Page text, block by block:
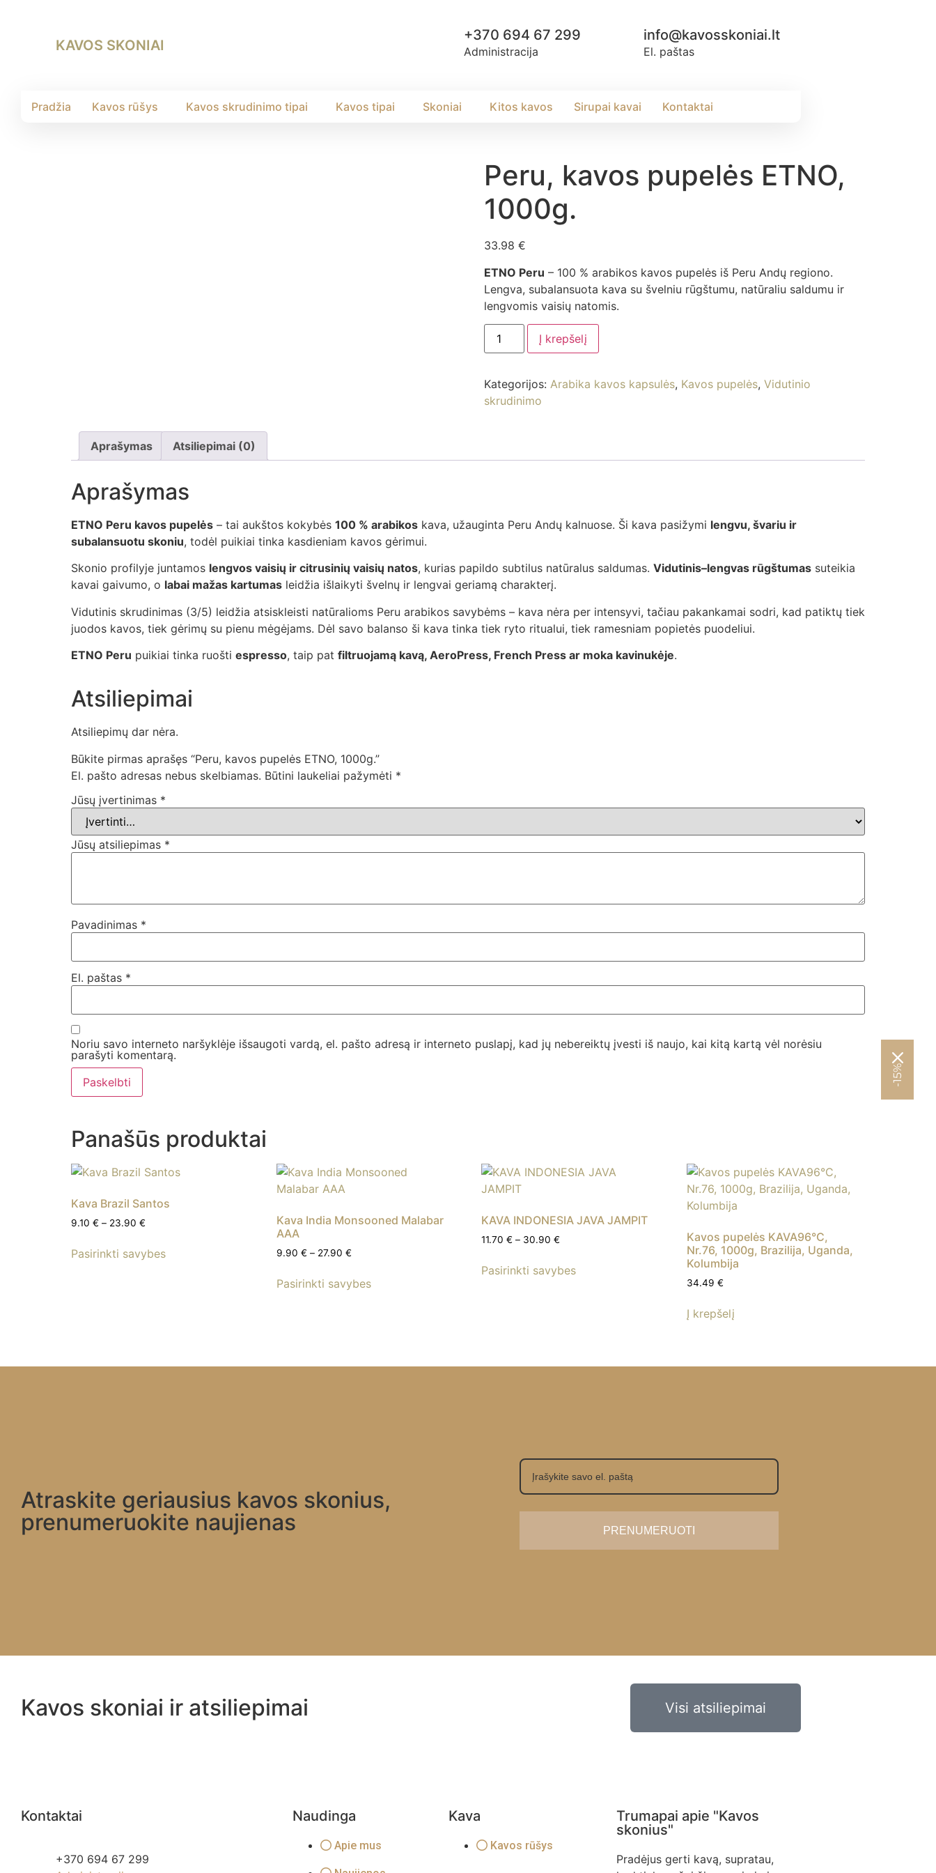
KAVOS SKONIAI
+370 694 67 299
Administracija
info@kavosskoniai.lt
El. paštas
Pradžia Kavos rūšys Kavos skrudinimo tipai Kavos tipai Skoniai Kitos kavos Sirupai kavai Kontaktai
Peru, kavos pupelės ETNO,
1000g.
33.98 €
ETNO Peru – 100 % arabikos kavos pupelės iš Peru Andų regiono.
Lengva, subalansuota kava su švelniu rūgštumu, natūraliu saldumu ir
lengvomis vaisių natomis.
Į krepšelį
Kategorijos: Arabika kavos kapsulės, Kavos pupelės, Vidutinio
skrudinimo
Aprašymas Atsiliepimai (0)
Aprašymas
ETNO Peru kavos pupelės – tai aukštos kokybės 100 % arabikos kava, užauginta Peru Andų kalnuose. Ši kava pasižymi lengvu, švariu ir
subalansuotu skoniu, todėl puikiai tinka kasdieniam kavos gėrimui.
Skonio profilyje juntamos lengvos vaisių ir citrusinių vaisių natos, kurias papildo subtilus natūralus saldumas. Vidutinis–lengvas rūgštumas suteikia
kavai gaivumo, o labai mažas kartumas leidžia išlaikyti švelnų ir lengvai geriamą charakterį.
Vidutinis skrudinimas (3/5) leidžia atsiskleisti natūralioms Peru arabikos savybėms – kava nėra per intensyvi, tačiau pakankamai sodri, kad patiktų tiek
juodos kavos, tiek gėrimų su pienu mėgėjams. Dėl savo balanso ši kava tinka tiek ryto ritualui, tiek ramesniam popietės puodeliui.
ETNO Peru puikiai tinka ruošti espresso, taip pat filtruojamą kavą, AeroPress, French Press ar moka kavinukėje.
Atsiliepimai
Atsiliepimų dar nėra.
Būkite pirmas aprašęs “Peru, kavos pupelės ETNO, 1000g.”
El. pašto adresas nebus skelbiamas. Būtini laukeliai pažymėti *
Jūsų įvertinimas *
Jūsų atsiliepimas *
Pavadinimas *
El. paštas *
Noriu savo interneto naršyklėje išsaugoti vardą, el. pašto adresą ir interneto puslapį, kad jų nebereiktų įvesti iš naujo, kai kitą kartą vėl norėsiu
parašyti komentarą.
Panašūs produktai
Kava Brazil Santos
9.10 € – 23.90 €
Pasirinkti savybes
Kava India Monsooned Malabar
AAA
9.90 € – 27.90 €
Pasirinkti savybes
KAVA INDONESIA JAVA JAMPIT
11.70€ – 30.90€
Pasirinkti savybes
Kavos pupelės KAVA96°C,
Nr.76, 1000g, Brazilija, Uganda,
Kolumbija
34.49€
Į krepšelį
Atraskite geriausius kavos skonius,
prenumeruokite naujienas
PRENUMERUOTI
Kavos skoniai ir atsiliepimai Visi atsiliepimai
Kontaktai
+370 694 67 299
Naudinga
Apie mus
Kava
Kavos rūšys
Trumapai apie "Kavos
skonius"
Pradėjus gerti kavą, supratau,
-15%